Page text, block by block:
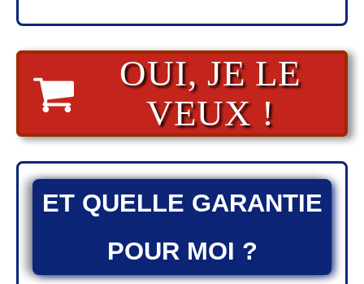
OUI, JE LE
VEUX !
ET QUELLE GARANTIE
POUR MOI ?